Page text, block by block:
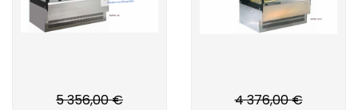
5 356,00 €
4 376,00 €